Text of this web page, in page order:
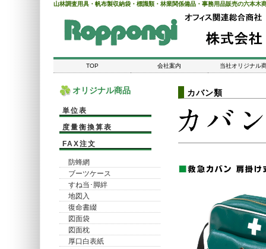
山林調査用具・帆布製収納袋・標識類・林業関係備品・事務用品販売の六本木
TOP 会社案内 当社オリジナル
オリジナル商品
単位表
度量衡換算表
FAX注文
防蜂網
ブーツケース
すね当･脚絆
地図入
復命書綴
図面袋
図面枕
厚口白表紙
カバン類